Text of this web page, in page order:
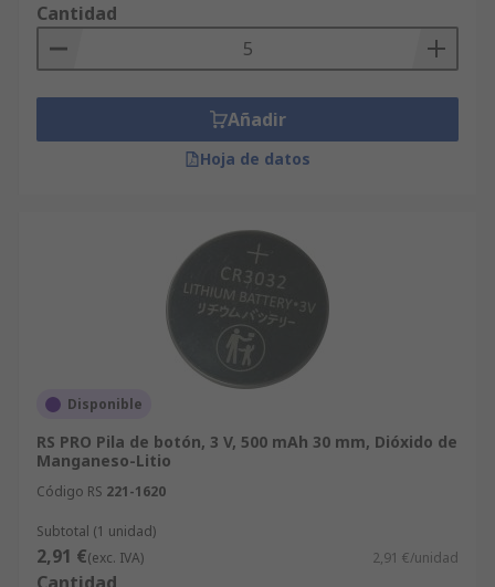
Cantidad
Añadir
Hoja de datos
Disponible
RS PRO Pila de botón, 3 V, 500 mAh 30 mm, Dióxido de
Manganeso-Litio
Código RS 221-1620
Subtotal (1 unidad)
2,91 €(exc. IVA) 2,91 €/unidad